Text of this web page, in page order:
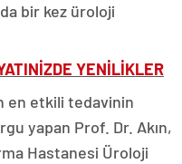
bir kez üroloji
YENİLİKLER
en etkili tedavinin
yapan Prof. Dr. Akın,
Hastanesi Üroloji